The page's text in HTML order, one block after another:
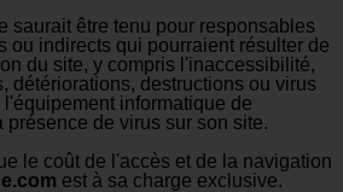
saurait être tenu pour responsables
ou indirects qui pourraient résulter de
du site, y compris l'inaccessibilité,
détériorations, destructions ou virus
informatique de
présence de virus sur son site.
le coût de l'accès et de la navigation
est à sa charge exclusive.